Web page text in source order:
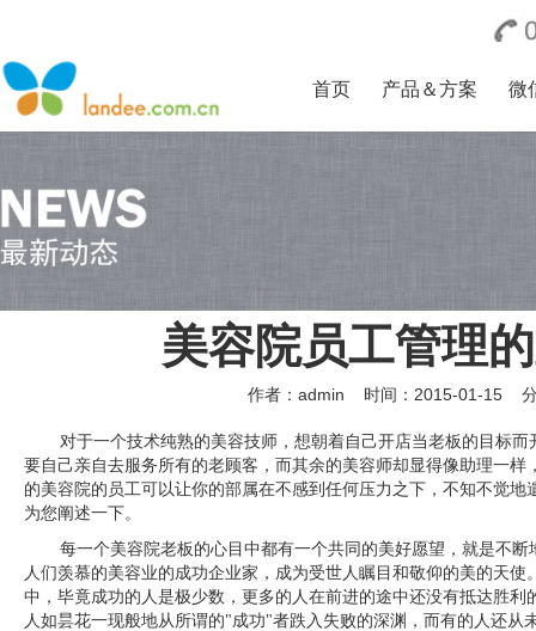
首页 产品＆方案 微
美容院员工管理
作者：admin 时间：2015-01-15
对于一个技术纯熟的美容技师，想朝着自己开店当老板的目标
要自己亲自去服务所有的老顾客，而其余的美容师却显得像助理一样
的美容院的员工可以让你的部属在不感到任何压力之下，不知不觉地
为您阐述一下。
每一个美容院老板的心目中都有一个共同的美好愿望，就是不
人们羡慕的美容业的成功企业家，成为受世人瞩目和敬仰的美的天
中，毕竟成功的人是极少数，更多的人在前进的途中还没有抵达胜
人如昙花一现般地从所谓的"成功"者跌入失败的深渊，而有的人还从